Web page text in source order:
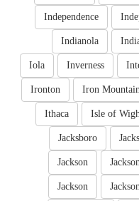
Independence
Indianola
Inverness
Iola
Iron
Ironton
Isle of
Ithaca
Jacksboro
Jackson
Jackson